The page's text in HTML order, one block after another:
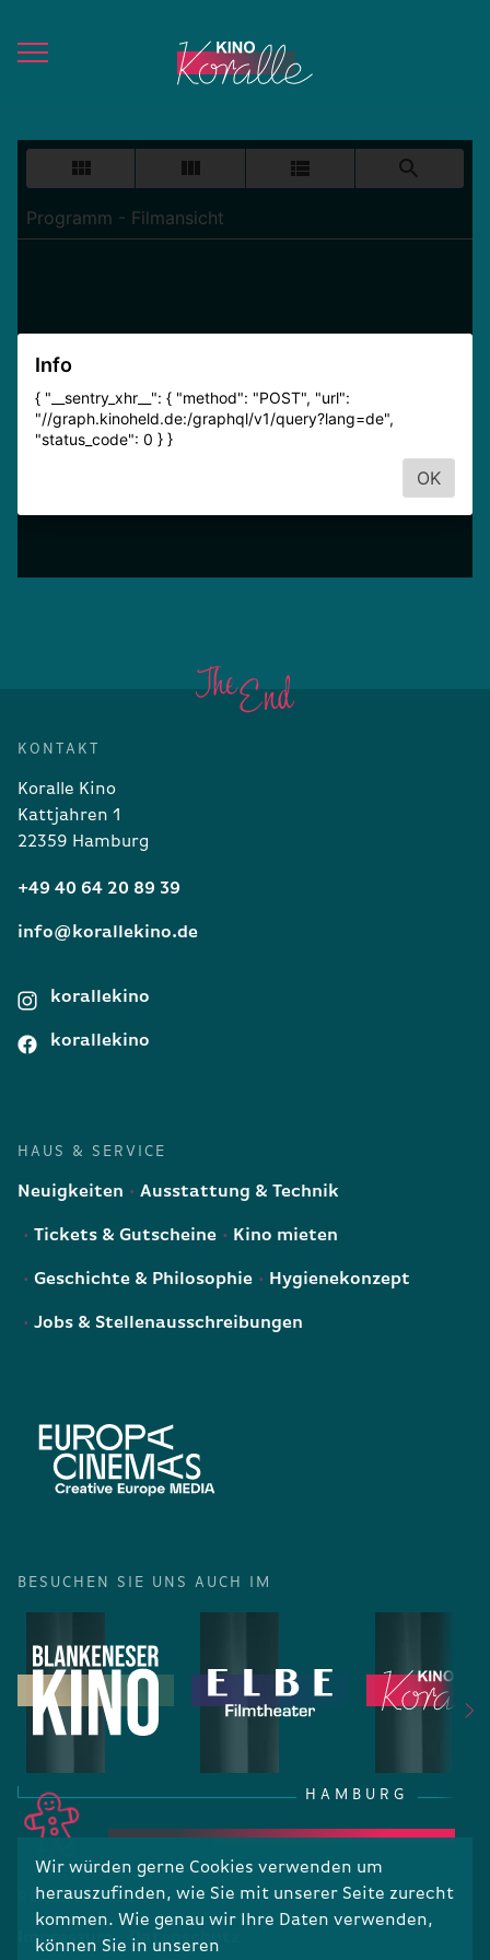
Wir würden gerne Cookies verwenden um
herauszufinden, wie Sie mit unserer Seite zurecht
kommen. Wie genau wir Ihre Daten verwenden,
können Sie in unseren
KONTAKT
Koralle Kino
Kattjahren 1
22359 Hamburg
+49 40 64 20 89 39
info@korallekino.de
korallekino
korallekino
HAUS & SERVICE
Neuigkeiten Ausstattung & Technik
Tickets & Gutscheine Kino mieten
Geschichte & Philosophie Hygienekonzept
Jobs & Stellenausschreibungen
BESUCHEN SIE UNS AUCH IM
HAMBURG
RECHTLICHES
Impressum Datenschutz